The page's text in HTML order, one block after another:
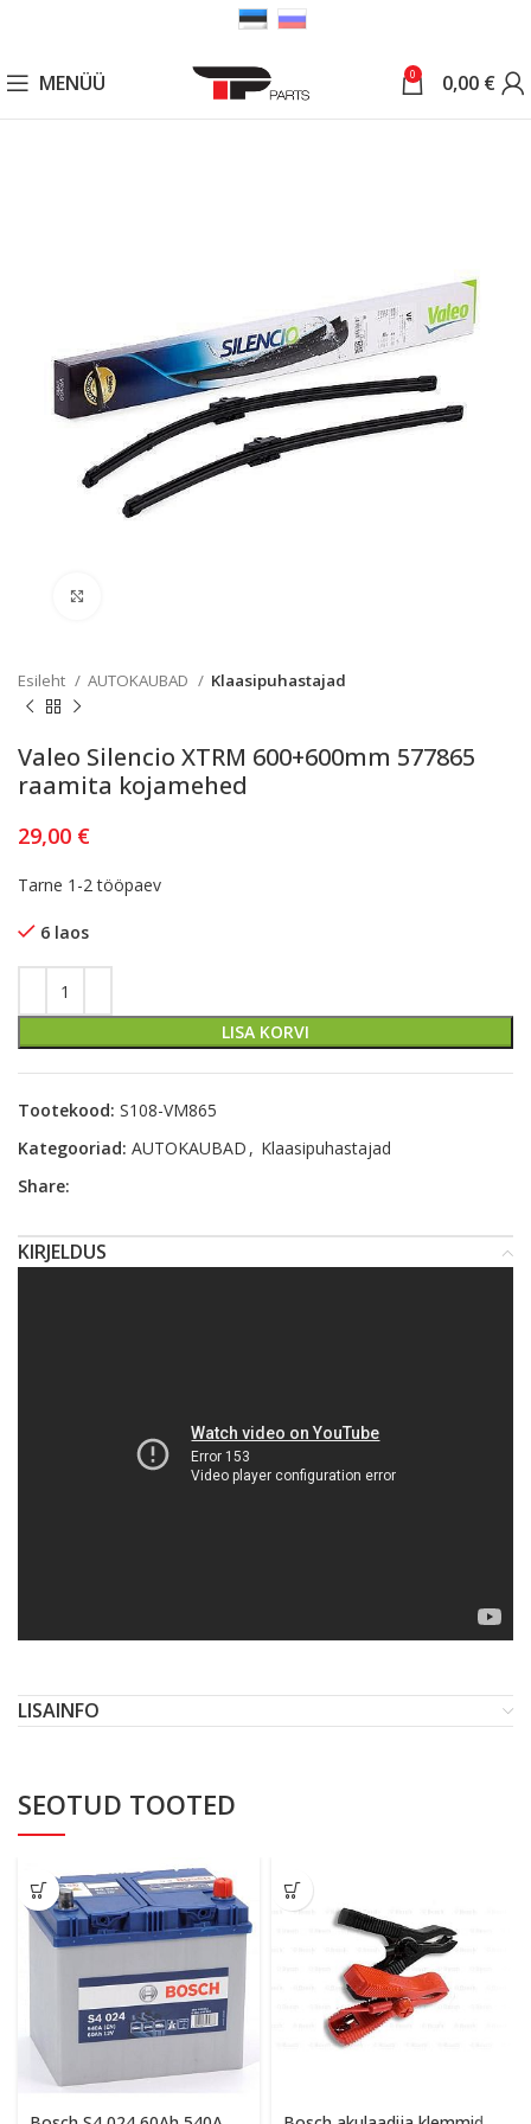
MENÜÜ 0 0,00 €
Esileht AUTOKAUBAD Klaasipuhastajad
Valeo Silencio XTRM 600+600mm 577865
raamita kojamehed
29,00 €
Tarne 1-2 tööpaev
6 laos
LISA KORVI
Tootekood: S108-VM865
Kategooriad: AUTOKAUBAD , Klaasipuhastajad
Share:
KIRJELDUS
LISAINFO
SEOTUD TOOTED